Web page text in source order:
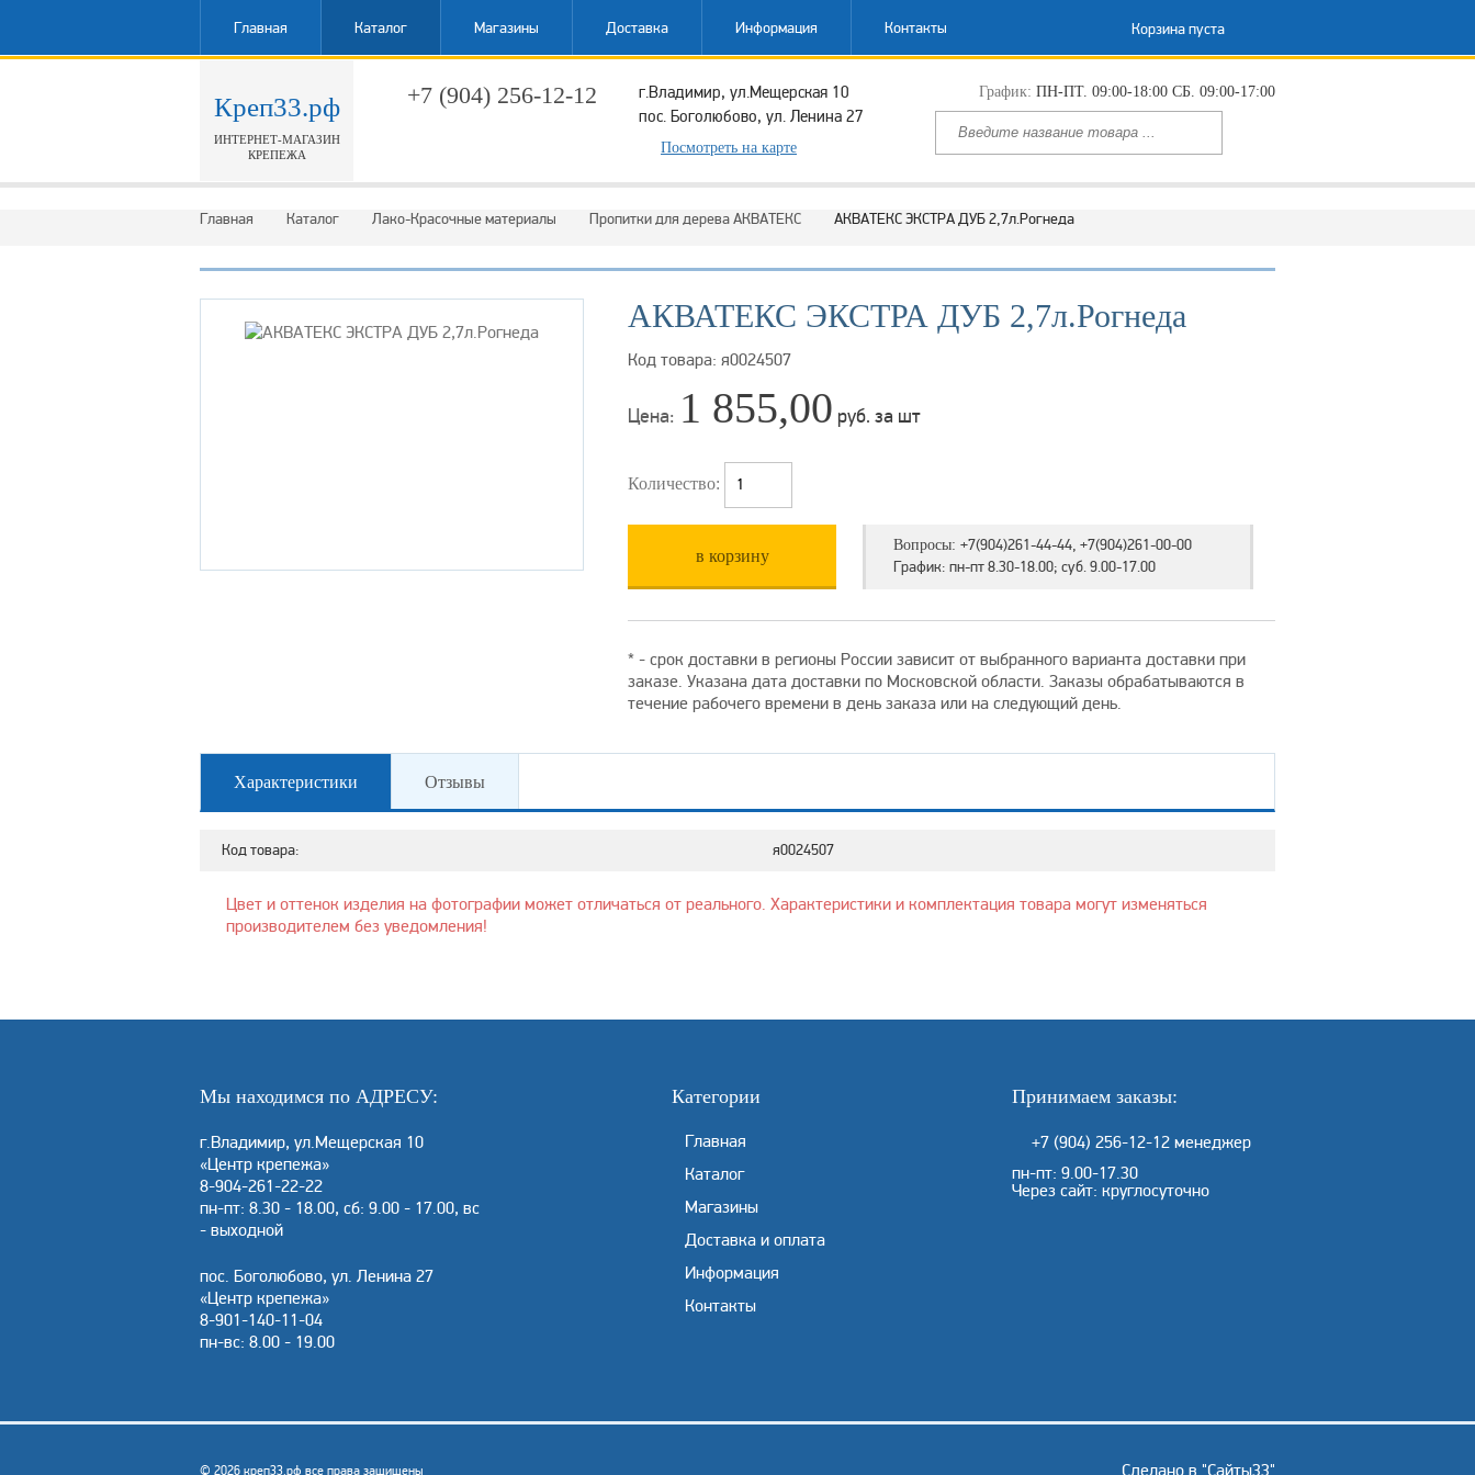
Главная Каталог Магазины Доставка Информация Контакты Корзина пуста
Креп33.рф
ИНТЕРНЕТ-МАГАЗИН
КРЕПЕЖА
+7 (904) 256-12-12
г.Владимир, ул.Мещерская 10
пос. Боголюбово, ул. Ленина 27
Посмотреть на карте
График: ПН-ПТ. 09:00-18:00 СБ. 09:00-17:00
Главная Каталог Лако-Красочные материалы Пропитки для дерева АКВАТЕКС АКВАТЕКС ЭКСТРА ДУБ 2,7л.Рогнеда
АКВАТЕКС ЭКСТРА ДУБ 2,7л.Рогнеда
Код товара: я0024507
Цена: 1 855,00 руб. за шт
Количество:
в корзину
Вопросы: +7(904)261-44-44, +7(904)261-00-00
График: пн-пт 8.30-18.00; суб. 9.00-17.00
* - срок доставки в регионы России зависит от выбранного варианта доставки при
заказе. Указана дата доставки по Московской области. Заказы обрабатываются в
течение рабочего времени в день заказа или на следующий день.
Характеристики Отзывы
Код товара: я0024507
Цвет и оттенок изделия на фотографии может отличаться от реального. Характеристики и комплектация товара могут изменяться
производителем без уведомления!
Мы находимся по АДРЕСУ:
г.Владимир, ул.Мещерская 10
«Центр крепежа»
8-904-261-22-22
пн-пт: 8.30 - 18.00, сб: 9.00 - 17.00, вс
- выходной
пос. Боголюбово, ул. Ленина 27
«Центр крепежа»
8-901-140-11-04
пн-вс: 8.00 - 19.00
Категории
Главная
Каталог
Магазины
Доставка и оплата
Информация
Контакты
Принимаем заказы:
+7 (904) 256-12-12 менеджер
пн-пт: 9.00-17.30
Через сайт: круглосуточно
© 2026 креп33.рф все права защищены Сделано в "Сайты33"